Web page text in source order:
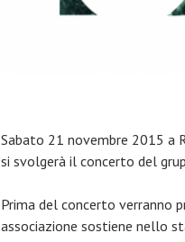
Sabato 21 novembre 2015 a
si svolgerà il concerto del
Prima del concerto verranno
associazione sostiene nello